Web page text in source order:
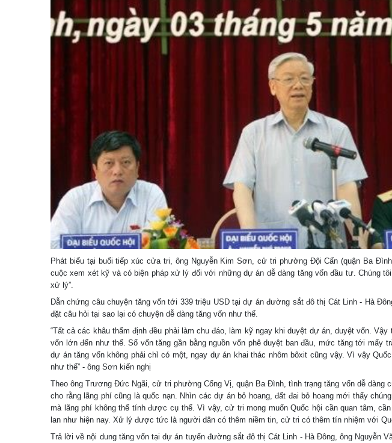
Phát biểu tại buổi tiếp xúc cửa tri, ông Nguyễn Kim Sơn, cử tri phường Đội Cấn (quận Ba
cuộc xem xét kỹ và có biện pháp xử lý đối với những dự án dễ dàng tăng vốn đầu tư. Chúng
xử lý”.
Dẫn chứng câu chuyện tăng vốn tới 339 triệu USD tại dự án đường sắt đô thị Cát Linh - Hà
đặt câu hỏi tại sao lại có chuyện dễ dàng tăng vốn như thế.
“Tất cả các khâu thẩm định đều phải làm chu đáo, làm kỹ ngay khi duyệt dự án, duyệt vốn.
vốn lớn đến như thế. Số vốn tăng gần bằng nguồn vốn phê duyệt ban đầu, mức tăng tới mấy
dự án tăng vốn không phải chỉ có một, ngay dự án khai thác nhôm bôxit cũng vậy. Vì vậy
như thế” - ông Sơn kiến nghị
Theo ông Trương Đức Ngãi, cử tri phường Cống Vị, quận Ba Đình, tình trạng tăng vốn dễ dàng
cho rằng lãng phí cũng là quốc nạn. Nhìn các dự án bỏ hoang, đất đai bỏ hoang mới thấy
mà lãng phí không thể tính được cụ thể. Vì vậy, cử tri mong muốn Quốc hội cần quan tâm,
lan như hiện nay. Xử lý được tức là người dân có thêm niềm tin, cử tri có thêm tín nhiệm với
Trả lời về nội dung tăng vốn tại dự án tuyến đường sắt đô thị Cát Linh - Hà Đông, ông Nguyễn